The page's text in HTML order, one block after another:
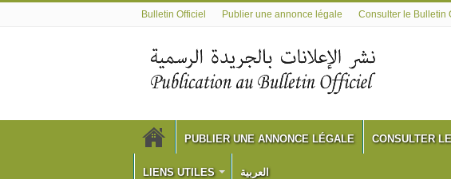
Bulletin Officiel Publier une annonce légale Consulter le Bulletin
PUBLIER UNE ANNONCE LÉGALE CONSULTER
LIENS UTILES العربية